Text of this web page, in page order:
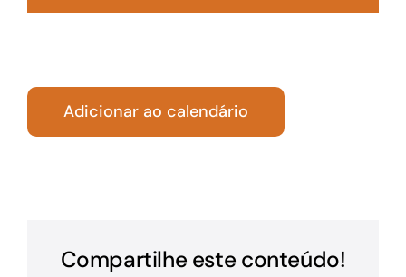
Adicionar ao calendário
Compartilhe este conteúdo!